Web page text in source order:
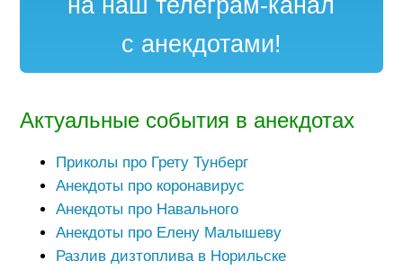
на наш телеграм-канал
с анекдотами!
Актуальные события в анекдотах
Приколы про Грету Тунберг
Анекдоты про коронавирус
Анекдоты про Навального
Анекдоты про Елену Малышеву
Разлив дизтоплива в Норильске